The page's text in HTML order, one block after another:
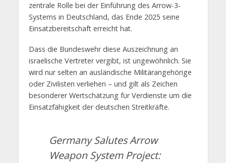
zentrale Rolle bei der Einführung des Arrow-3-
Systems in Deutschland, das Ende 2025 seine
Einsatzbereitschaft erreicht hat.
Dass die Bundeswehr diese Auszeichnung an
israelische Vertreter vergibt, ist ungewöhnlich. Sie
wird nur selten an ausländische Militärangehörige
oder Zivilisten verliehen – und gilt als Zeichen
besonderer Wertschätzung für Verdienste um die
Einsatzfähigkeit der deutschen Streitkräfte.
Germany Salutes Arrow
Weapon System Project: